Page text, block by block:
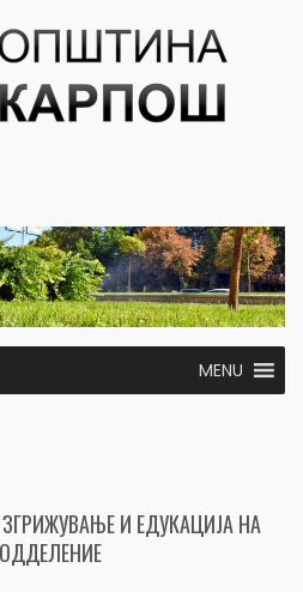
MENU
И ЕДУКАЦИЈА НА